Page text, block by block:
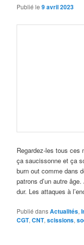
Publié le9 avril 2023
Regardez-les tous ces
ça saucissonne et ça
burn out comme dans
patrons d’un autre
dur. Les attaques à
Publié dansActualités,
CGT,CNT,scissions,